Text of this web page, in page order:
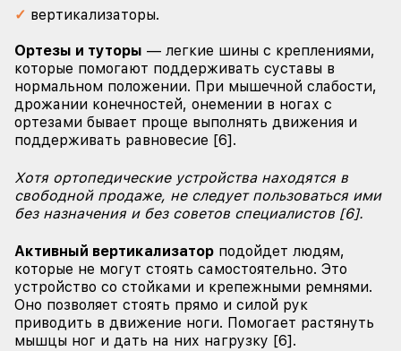
вертикализаторы.
Ортезы и туторы — легкие шины с креплениями,
которые помогают поддерживать суставы в
нормальном положении. При мышечной слабости,
дрожании конечностей, онемении в ногах с
ортезами бывает проще выполнять движения и
поддерживать равновесие [6].
Хотя ортопедические устройства находятся в
свободной продаже, не следует пользоваться ими
без назначения и без советов специалистов [6].
Активный вертикализатор подойдет людям,
которые не могут стоять самостоятельно. Это
устройство со стойками и крепежными ремнями.
Оно позволяет стоять прямо и силой рук
приводить в движение ноги. Помогает растянуть
мышцы ног и дать на них нагрузку [6].